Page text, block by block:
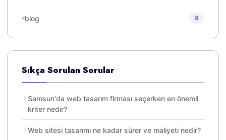
blog 8
Sıkça Sorulan Sorular
Samsun'da web tasarım firması seçerken en önemli
kriter nedir?
Web sitesi tasarımı ne kadar sürer ve maliyeti nedir?